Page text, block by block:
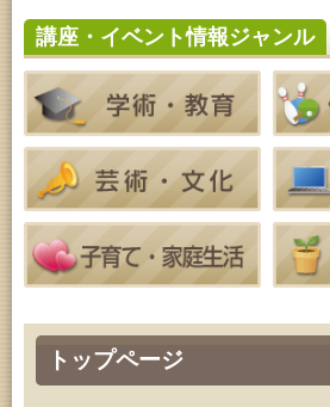
トップページ
特別展「超写実 ホキ美術館名品
2026年08月08日 (秋田市)
乳幼児教育・青少年教育「お
2026年08月08日 ～ 2026年08
青少年・成人・家庭教育「夏
プ」
2026年08月08日 (秋田市)
青少年・家庭・成人教育「不思
ークショップ」
2026年08月08日 (秋田市)
乳幼児・青少年教育「朝のこ
ム」
2026年08月08日 (秋田市)
2026年08月08日 (秋田市)
乳幼児教育「フォンテ文庫のお
2026年08月09日 (秋田市)
らいあ」2026年7月イベントの
2026年07月11日令和8年度
ルハス」2026年7月のイベント
らせ
2026年07月10日令和8年度
ャリアコンサルタント相談」
2026年07月10日令和8年度
ャリア形成リスキリング支援セ
らせ
講座・イベント情報ジャンル